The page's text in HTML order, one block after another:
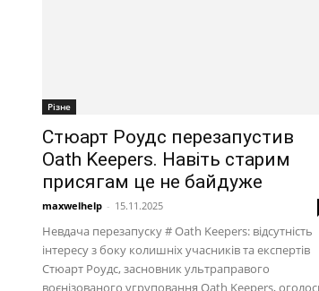
Різне
Стюарт Роудс перезапустив
Oath Keepers. Навіть старим
присягам це не байдуже
maxwelhelp - 15.11.2025
Невдача перезапуску # Oath Keepers: відсутність
інтересу з боку колишніх учасників та експертів
Стюарт Роудс, засновник ультраправого
воєнізованого угруповання Oath Keepers,